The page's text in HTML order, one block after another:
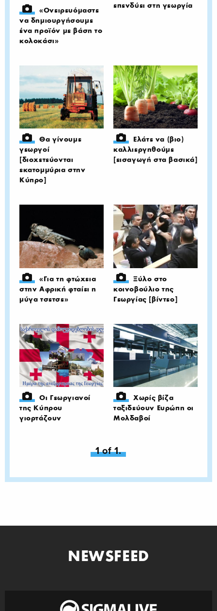
«Ονειρευόμαστε
να δημιουργήσουμε
ένα προϊόν με βάση το
κολοκάσι»
επενδύει στη γεωργία
Θα γίνουμε
γεωργοί
[διοχετεύονται
εκατομμύρια στην
Κύπρο]
Ελάτε να (βιο)
καλλιεργηθούμε
[εισαγωγή στα βασικά]
«Για τη φτώχεια
στην Αφρική φταίει η
μύγα τσετσε»
Ξύλο στο
κοινοβούλιο της
Γεωργίας [βίντεο]
Οι Γεωργιανοί
της Κύπρου
γιορτάζουν
Χωρίς βίζα
ταξιδεύουν Ευρώπη οι
Μολδαβοί
You're on page
1 of 1.
NEWSFEED